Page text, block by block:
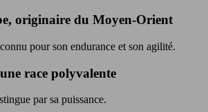
originaire du Moyen-Orient
pour son endurance et son agilité.
race polyvalente
par sa puissance.